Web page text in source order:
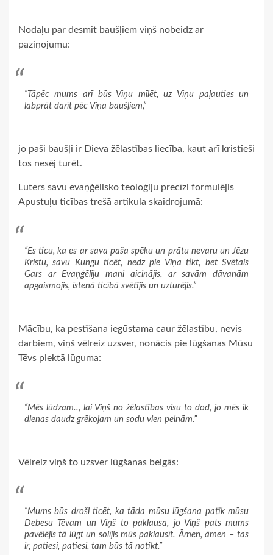
Nodaļu par desmit baušļiem viņš nobeidz ar
paziņojumu:
“Tāpēc mums arī būs Viņu mīlēt, uz Viņu paļauties un
labprāt darīt pēc Viņa baušļiem,”
jo paši baušļi ir Dieva žēlastības liecība, kaut arī kristieši
tos nesēj turēt.
Luters savu evaņģēlisko teoloģiju precīzi formulējis
Apustuļu ticības trešā artikula skaidrojumā:
“Es ticu, ka es ar sava paša spēku un prātu nevaru un Jēzu
Kristu, savu Kungu ticēt, nedz pie Viņa tikt, bet Svētais
Gars ar Evaņģēliju mani aicinājis, ar savām dāvanām
apgaismojis, īstenā ticībā svētījis un uzturējis.”
Mācību, ka pestīšana iegūstama caur žēlastību, nevis
darbiem, viņš vēlreiz uzsver, nonācis pie lūgšanas Mūsu
Tēvs piektā lūguma:
“Mēs lūdzam.., lai Viņš no žēlastības visu to dod, jo mēs ik
dienas daudz grēkojam un sodu vien pelnām.”
Vēlreiz viņš to uzsver lūgšanas beigās:
“Mums būs droši ticēt, ka tāda mūsu lūgšana patīk mūsu
Debesu Tēvam un Viņš to paklausa, jo Viņš pats mums
pavēlējis tā lūgt un solījis mūs paklausīt. Āmen, āmen – tas
ir, patiesi, patiesi, tam būs tā notikt.”